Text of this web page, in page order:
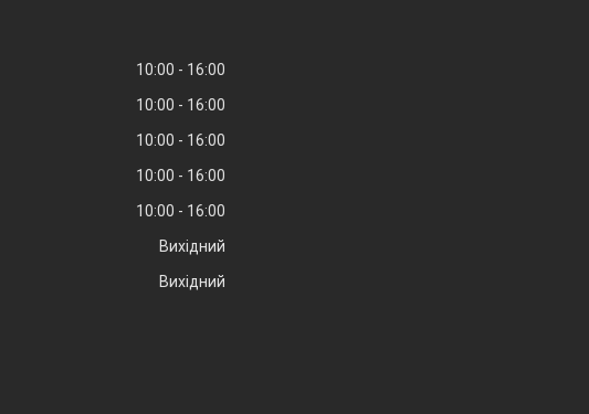
10:00
16:00
10:00
16:00
10:00
16:00
10:00
16:00
10:00
16:00
Вихідний
Вихідний